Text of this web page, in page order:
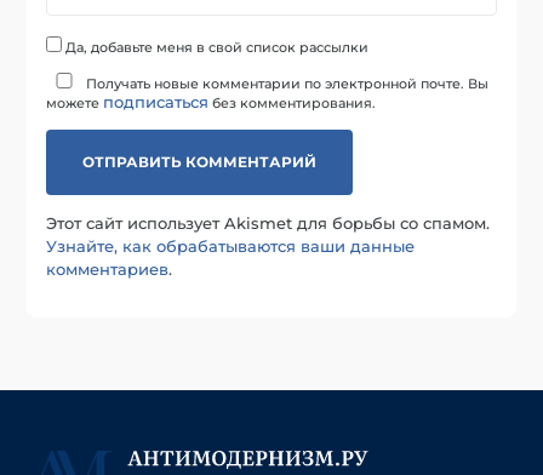
Да, добавьте меня в свой список рассылки
Получать новые комментарии по электронной почте. Вы
можете подписаться без комментирования.
Этот сайт использует Akismet для борьбы со спамом.
Узнайте, как обрабатываются ваши данные
комментариев.